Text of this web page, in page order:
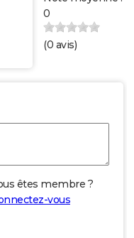
0
(0 avis)
êtes membre ?
vous